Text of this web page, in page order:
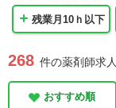
残業月10ｈ以下
268 件の薬剤師求人
おすすめ順